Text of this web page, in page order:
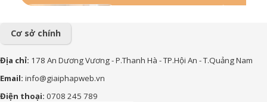
57+ Những lời chúc bà bầu
thuận lợi hay và ý nghĩa nhất
Cơ sở chính
Địa chỉ: 178 An Dương Vương - P.Thanh Hà - TP.Hội An - T.Quảng Nam
Email: info@giaiphapweb.vn
Điện thoại: 0708 245 789